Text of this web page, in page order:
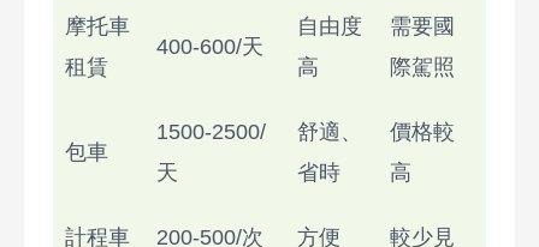
摩托車
租賃
400-600/天
自由度
高
需要國
際駕照
包車
1500-2500/
天
舒適、
省時
價格較
高
計程車 200-500/次 方便 較少見